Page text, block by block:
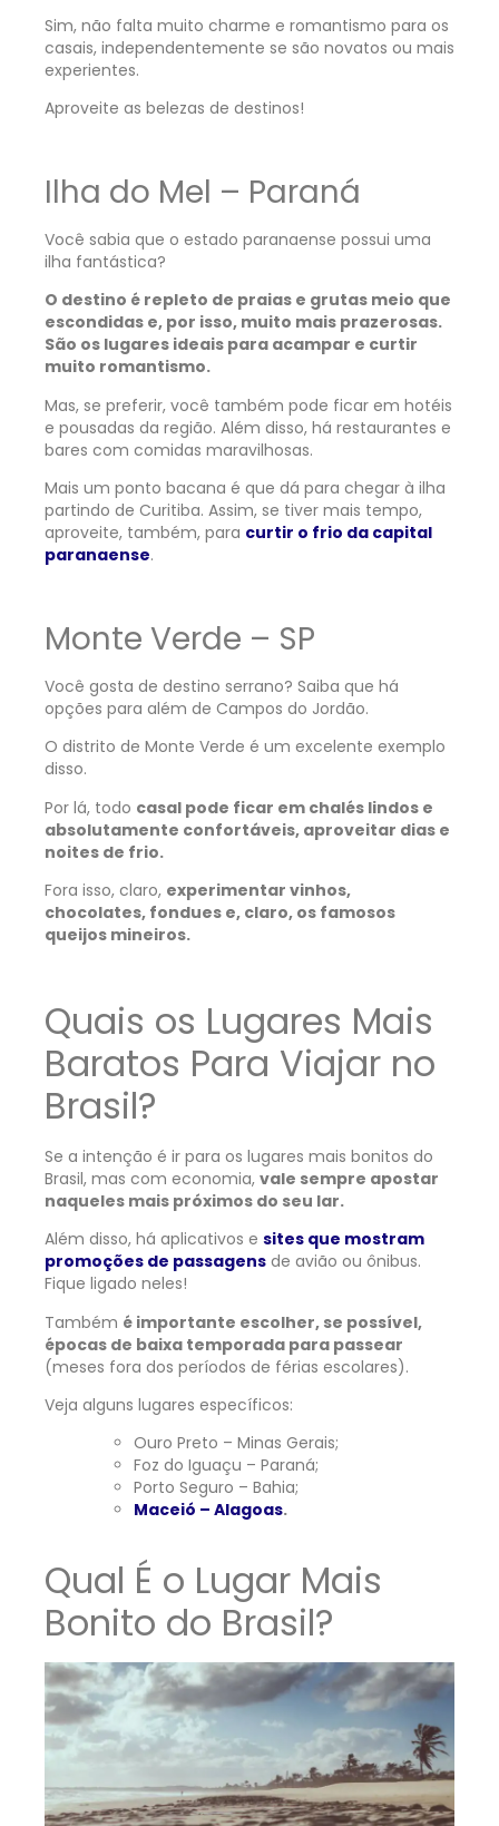
Sim, não falta muito charme e romantismo para os
casais, independentemente se são novatos ou mais
experientes.
Aproveite as belezas de destinos!
Ilha do Mel – Paraná
Você sabia que o estado paranaense possui uma
ilha fantástica?
O destino é repleto de praias e grutas meio que
escondidas e, por isso, muito mais prazerosas.
São os lugares ideais para acampar e curtir
muito romantismo.
Mas, se preferir, você também pode ficar em hotéis
e pousadas da região. Além disso, há restaurantes e
bares com comidas maravilhosas.
Mais um ponto bacana é que dá para chegar à ilha
partindo de Curitiba. Assim, se tiver mais tempo,
aproveite, também, para curtir o frio da capital
paranaense.
Monte Verde – SP
Você gosta de destino serrano? Saiba que há
opções para além de Campos do Jordão.
O distrito de Monte Verde é um excelente exemplo
disso.
Por lá, todo casal pode ficar em chalés lindos e
absolutamente confortáveis, aproveitar dias e
noites de frio.
Fora isso, claro, experimentar vinhos,
chocolates, fondues e, claro, os famosos
queijos mineiros.
Quais os Lugares Mais
Baratos Para Viajar no
Brasil?
Se a intenção é ir para os lugares mais bonitos do
Brasil, mas com economia, vale sempre apostar
naqueles mais próximos do seu lar.
Além disso, há aplicativos e sites que mostram
promoções de passagens de avião ou ônibus.
Fique ligado neles!
Também é importante escolher, se possível,
épocas de baixa temporada para passear
(meses fora dos períodos de férias escolares).
Veja alguns lugares específicos:
Ouro Preto – Minas Gerais;
Foz do Iguaçu – Paraná;
Porto Seguro – Bahia;
Maceió – Alagoas.
Qual É o Lugar Mais
Bonito do Brasil?